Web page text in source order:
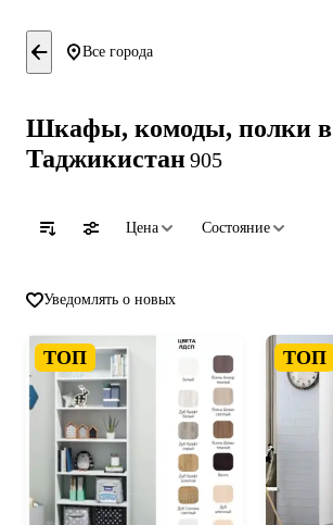
Все города
Шкафы, комоды, полки в
Таджикистан905
Цена Состояние
Уведомлять о новых
ТОП ТОП